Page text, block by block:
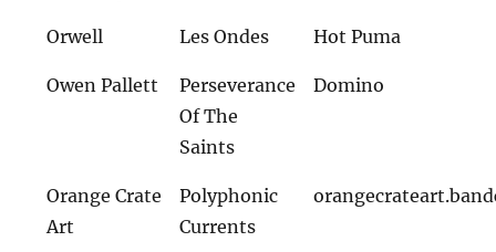
Orwell Les Ondes Hot Puma
Owen Pallett
Perseverance
Of The
Saints
Domino
Orange Crate
Art
Polyphonic
Currents